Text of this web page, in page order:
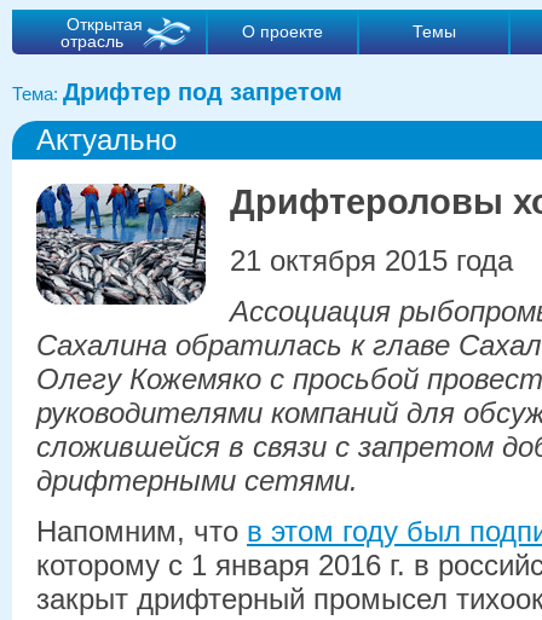
Открытая
отрасль
О проекте Темы
Тема: Дрифтер под запретом
Актуально
Дрифтероловы
21 октября 2015 года
Ассоциация
Сахалина обратилась к главе
Олегу Кожемяко с просьбой
руководителями компаний для
сложившейся в связи с запретом
дрифтерными сетями.
Напомним, что в этом году был
которому с 1 января 2016 г. в
закрыт дрифтерный промысел